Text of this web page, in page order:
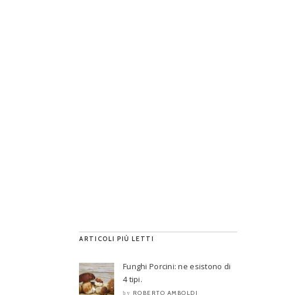
ARTICOLI PIÙ LETTI
Funghi Porcini: ne esistono di
4 tipi.
by ROBERTO AMBOLDI